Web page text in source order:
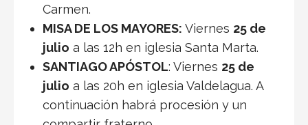
Carmen.
MISA DE LOS MAYORES: Viernes 25 de
julio a las 12h en iglesia Santa Marta.
SANTIAGO APÓSTOL: Viernes 25 de
julio a las 20h en iglesia Valdelagua. A
continuación habrá procesión y un